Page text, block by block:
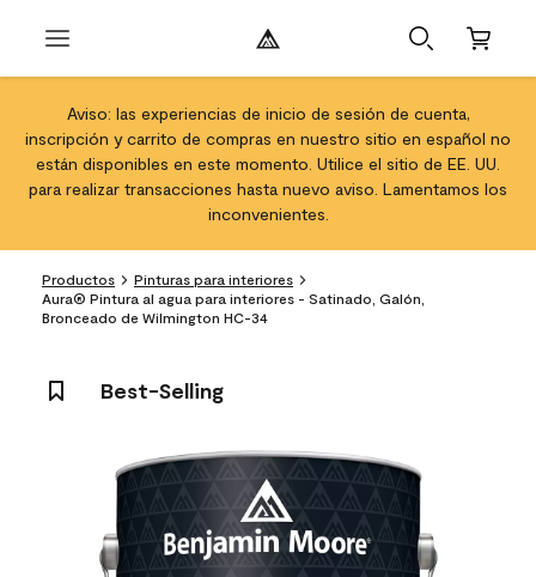
Aviso: las experiencias de inicio de sesión de cuenta,
inscripción y carrito de compras en nuestro sitio en español no
están disponibles en este momento. Utilice el sitio de EE. UU.
para realizar transacciones hasta nuevo aviso. Lamentamos los
inconvenientes.
Productos
Pinturas para interiores
Aura® Pintura al agua para interiores - Satinado, Galón,
Bronceado de Wilmington HC-34
Best-Selling